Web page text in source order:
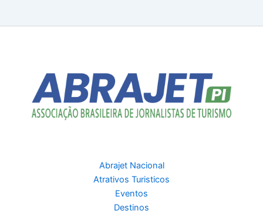
Abrajet Nacional
Atrativos Turisticos
Eventos
Destinos